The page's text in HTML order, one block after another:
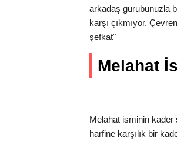
arkadaş gurubunuzla
karşı çıkmıyor.
şefkat"
Melahat
Melahat isminin kader
harfine karşılık bir